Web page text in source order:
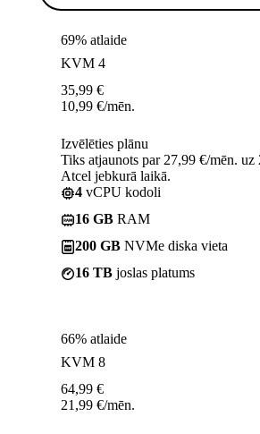
69% atlaide
KVM 4
35,99 €
10,99 €/mēn.
Izvēlēties plānu
Tiks atjaunots par 27,99 €/mēn. uz
Atcel jebkurā laikā.
4 vCPU kodoli
16 GB RAM
200 GB NVMe diska vieta
16 TB joslas platums
66% atlaide
KVM 8
64,99 €
21,99 €/mēn.